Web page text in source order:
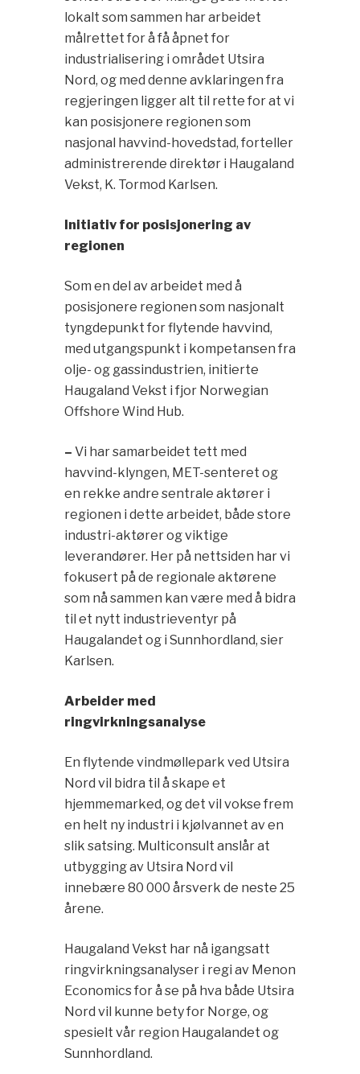
lokalt som sammen har arbeidet
målrettet for å få åpnet for
industrialisering i området Utsira
Nord, og med denne avklaringen fra
regjeringen ligger alt til rette for at vi
kan posisjonere regionen som
nasjonal havvind-hovedstad, forteller
administrerende direktør i Haugaland
Vekst, K. Tormod Karlsen.
Initiativ for posisjonering av
regionen
Som en del av arbeidet med å
posisjonere regionen som nasjonalt
tyngdepunkt for flytende havvind,
med utgangspunkt i kompetansen fra
olje- og gassindustrien, initierte
Haugaland Vekst i fjor Norwegian
Offshore Wind Hub.
– Vi har samarbeidet tett med
havvind-klyngen, MET-senteret og
en rekke andre sentrale aktører i
regionen i dette arbeidet, både store
industri-aktører og viktige
leverandører. Her på nettsiden har vi
fokusert på de regionale aktørene
som nå sammen kan være med å bidra
til et nytt industrieventyr på
Haugalandet og i Sunnhordland, sier
Karlsen.
Arbeider med
ringvirkningsanalyse
En flytende vindmøllepark ved Utsira
Nord vil bidra til å skape et
hjemmemarked, og det vil vokse frem
en helt ny industri i kjølvannet av en
slik satsing. Multiconsult anslår at
utbygging av Utsira Nord vil
innebære 80 000 årsverk de neste 25
årene.
Haugaland Vekst har nå igangsatt
ringvirkningsanalyser i regi av Menon
Economics for å se på hva både Utsira
Nord vil kunne bety for Norge, og
spesielt vår region Haugalandet og
Sunnhordland.